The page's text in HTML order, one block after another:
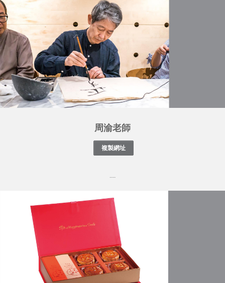
周渝老師
....